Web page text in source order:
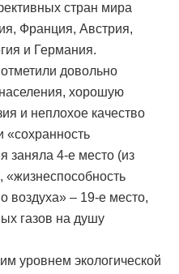
стран мира
Франция, Австрия,
и Германия.
довольно
хорошую
и неплохое качество
«сохранность
заняла 4-е место (из
«жизнеспособность
воздуха» – 19-е место,
газов на душу
уровнем экологической